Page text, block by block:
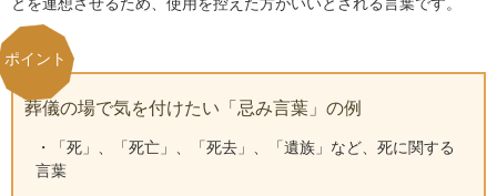
とを連想させるため、使用を控えた方がいいとされる言葉です。
葬儀の場で気を付けたい「忌み言葉」の例
・「死」、「死亡」、「死去」、「遺族」など、死に関する
言葉